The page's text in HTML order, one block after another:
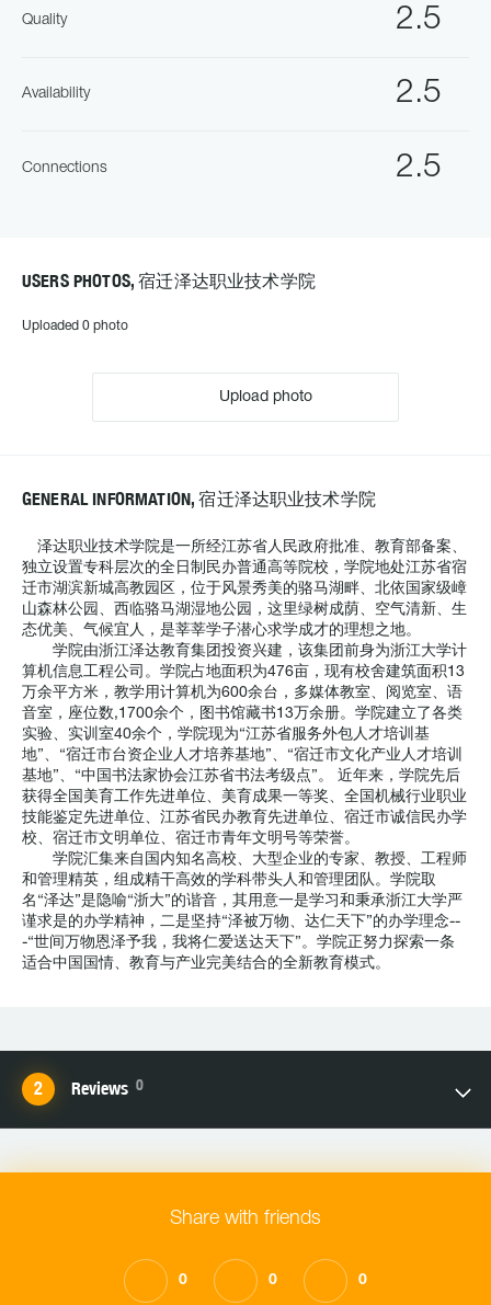
2.5
Quality
2.5
Availability
2.5
Connections
USERS PHOTOS, 宿迁泽达职业技术学院
Uploaded 0 photo
Upload photo
GENERAL INFORMATION, 宿迁泽达职业技术学院
泽达职业技术学院是一所经江苏省人民政府批准、教育部备案、
独立设置专科层次的全日制民办普通高等院校，学院地处江苏省宿
迁市湖滨新城高教园区，位于风景秀美的骆马湖畔、北依国家级嶂
山森林公园、西临骆马湖湿地公园，这里绿树成荫、空气清新、生
态优美、气候宜人，是莘莘学子潜心求学成才的理想之地。
学院由浙江泽达教育集团投资兴建，该集团前身为浙江大学计
算机信息工程公司。学院占地面积为476亩，现有校舍建筑面积13
万余平方米，教学用计算机为600余台，多媒体教室、阅览室、语
音室，座位数,1700余个，图书馆藏书13万余册。学院建立了各类
实验、实训室40余个，学院现为“江苏省服务外包人才培训基
地”、“宿迁市台资企业人才培养基地”、“宿迁市文化产业人才培训
基地”、“中国书法家协会江苏省书法考级点”。 近年来，学院先后
获得全国美育工作先进单位、美育成果一等奖、全国机械行业职业
技能鉴定先进单位、江苏省民办教育先进单位、宿迁市诚信民办学
校、宿迁市文明单位、宿迁市青年文明号等荣誉。
学院汇集来自国内知名高校、大型企业的专家、教授、工程师
和管理精英，组成精干高效的学科带头人和管理团队。学院取
名“泽达”是隐喻“浙大”的谐音，其用意一是学习和秉承浙江大学严
谨求是的办学精神，二是坚持“泽被万物、达仁天下”的办学理念--
-“世间万物恩泽予我，我将仁爱送达天下”。学院正努力探索一条
适合中国国情、教育与产业完美结合的全新教育模式。
Reviews 0
Share with friends
0 0 0